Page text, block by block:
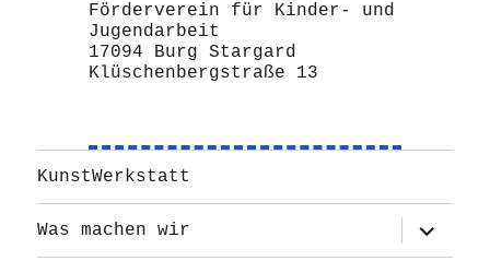
Förderverein für Kinder- und
Jugendarbeit
17094 Burg Stargard
Klüschenbergstraße 13
KunstWerkstatt
Was machen wir
öffnen